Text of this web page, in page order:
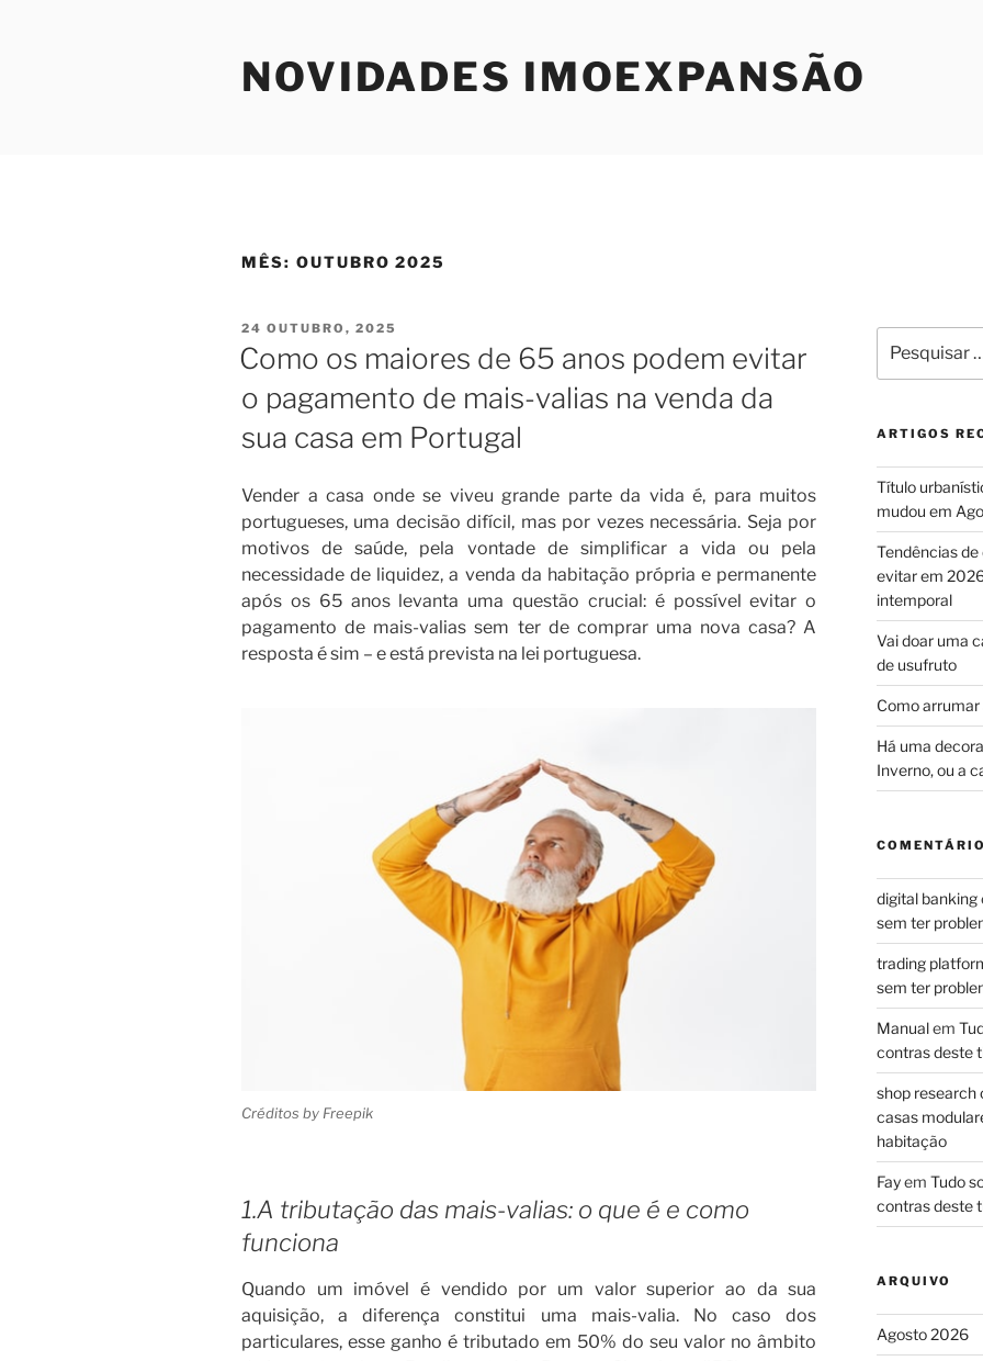
NOVIDADES IMOEXPANSÃO
MÊS: OUTUBRO 2025
PUBLICADO
EM
24 OUTUBRO, 2025
Como os maiores de 65 anos podem evitar
o pagamento de mais-valias na venda da
sua casa em Portugal
Vender a casa onde se viveu grande parte da vida é, para muitos
portugueses, uma decisão difícil, mas por vezes necessária. Seja por
motivos de saúde, pela vontade de simplificar a vida ou pela
necessidade de liquidez, a venda da habitação própria e permanente
após os 65 anos levanta uma questão crucial: é possível evitar o
pagamento de mais-valias sem ter de comprar uma nova casa? A
resposta é sim – e está prevista na lei portuguesa.
Créditos by Freepik
1.A tributação das mais-valias: o que é e como
funciona
Quando um imóvel é vendido por um valor superior ao da sua
aquisição, a diferença constitui uma mais-valia. No caso dos
particulares, esse ganho é tributado em 50% do seu valor no âmbito
por:
ARTIGOS
Título
mudou em
Tendências
evitar em
intemporal
Vai doar uma
de usufruto
Como
Há uma
Inverno, ou a
digital banking
sem ter
trading
sem ter
Manualem
contras deste
shop research
casas
habitação
Fayem Tudo
contras deste
ARQUIVO
Agosto 2026